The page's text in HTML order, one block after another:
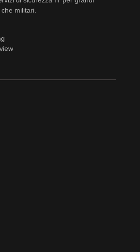
militari.